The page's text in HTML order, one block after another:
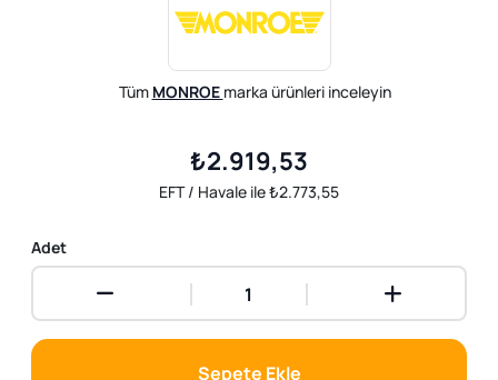
Tüm MONROE marka ürünleri inceleyin
₺2.919,53
EFT / Havale ile ₺2.773,55
Adet
Sepete Ekle